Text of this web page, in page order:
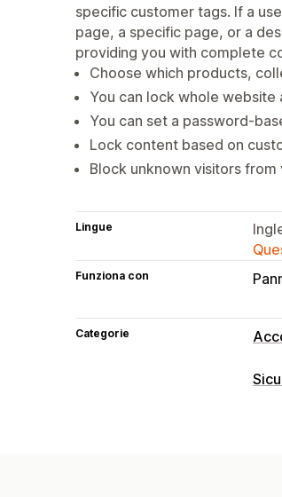
specific customer tags. If a
page, a specific page, or a
providing you with complete
Choose which products,
You can lock whole
You can set a password-
Lock content based on
Block unknown visitors
Lingue
Funziona con
Categorie